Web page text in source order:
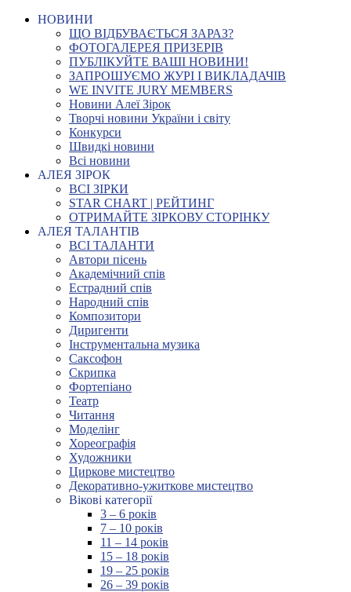
НОВИНИ
ЩО ВІДБУВАЄТЬСЯ ЗАРАЗ?
ФОТОГАЛЕРЕЯ ПРИЗЕРІВ
ПУБЛІКУЙТЕ ВАШІ НОВИНИ!
ЗАПРОШУЄМО ЖУРІ І ВИКЛАДАЧІВ
WE INVITE JURY MEMBERS
Новини Алеї Зірок
Творчі новини України і світу
Конкурси
Швидкі новини
Всі новини
АЛЕЯ ЗІРОК
ВСІ ЗІРКИ
STAR CHART | РЕЙТИНГ
ОТРИМАЙТЕ ЗІРКОВУ СТОРІНКУ
АЛЕЯ ТАЛАНТІВ
ВСІ ТАЛАНТИ
Автори пісень
Академічний спів
Естрадний спів
Народний спів
Композитори
Диригенти
Інструментальна музика
Саксофон
Скрипка
Фортепіано
Театр
Читання
Моделінг
Хореографія
Художники
Циркове мистецтво
Декоративно-ужиткове мистецтво
Вікові категорії
3 – 6 років
7 – 10 років
11 – 14 років
15 – 18 років
19 – 25 років
26 – 39 років